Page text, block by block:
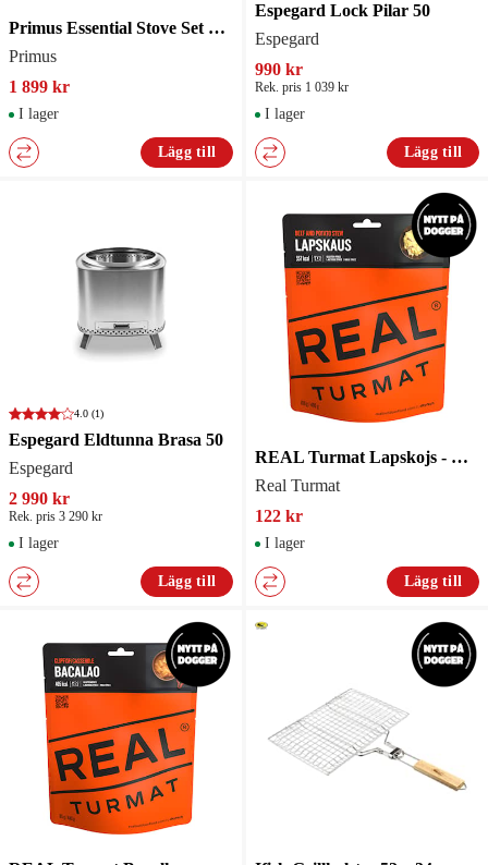
Primus Essential Stove Set 2.3L
Primus
1 899 kr
I lager
Lägg till
Espegard Lock Pilar 50
Espegard
990 kr
Rek. pris 1 039 kr
I lager
Lägg till
4.0 (1)
Espegard Eldtunna Brasa 50
Espegard
2 990 kr
Rek. pris 3 290 kr
I lager
Lägg till
REAL Turmat Lapskojs - Gryta
Real Turmat
122 kr
I lager
Lägg till